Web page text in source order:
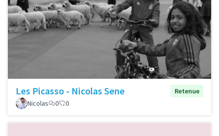
Les Picasso - Nicolas Sene
Retenue
Nicolas
0 0